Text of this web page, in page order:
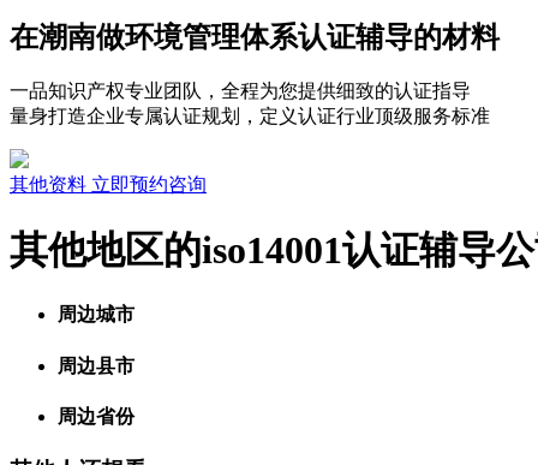
在潮南做环境管理体系认证辅导的材料
一品知识产权专业团队，全程为您提供细致的认证指导
量身打造企业专属认证规划，定义认证行业顶级服务标准
其他资料 立即预约咨询
其他地区的iso14001认证辅导
周边城市
周边县市
周边省份